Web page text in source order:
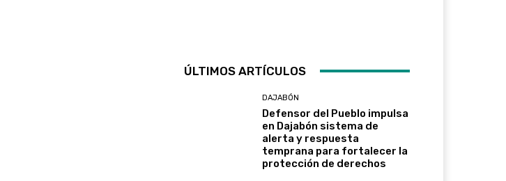
ÚLTIMOS ARTÍCULOS
DAJABÓN
Defensor del Pueblo impulsa
en Dajabón sistema de
alerta y respuesta
temprana para fortalecer la
protección de derechos